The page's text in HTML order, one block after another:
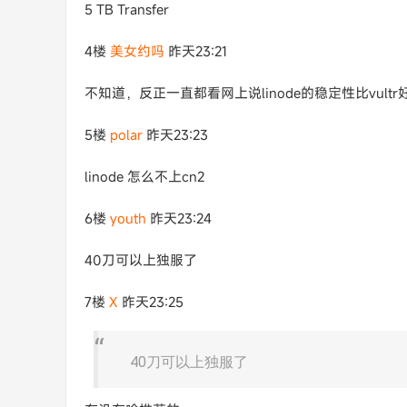
5 TB Transfer
4楼 美女约吗 昨天23:21
不知道，反正一直都看网上说linode的稳定性比vultr
5楼 polar 昨天23:23
linode 怎么不上cn2
6楼 youth 昨天23:24
40刀可以上独服了
7楼 X​ 昨天23:25
40刀可以上独服了